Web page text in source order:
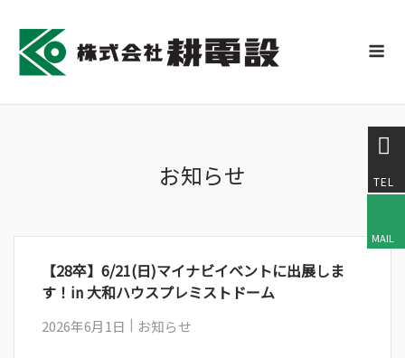
content
お知らせ
【28卒】6/21(日)マイナビイベントに出展しま
す！in 大和ハウスプレミストドーム
2026年6月1日 お知らせ